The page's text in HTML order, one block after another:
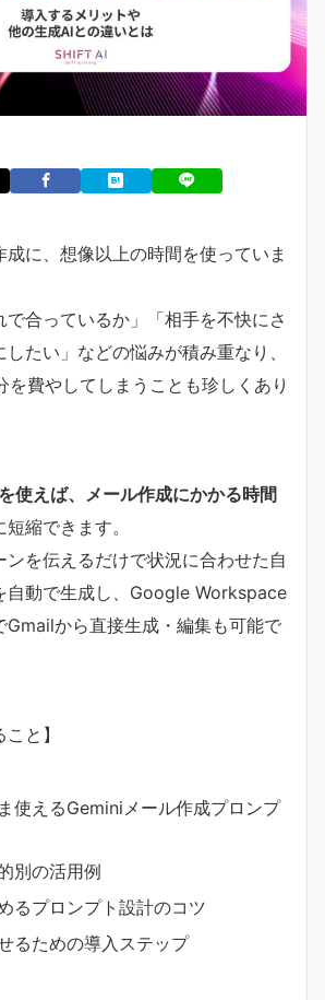
に、想像以上の時間を使っていま
で合っているか」「相手を不快にさ
たい」などの悩みが積み重なり、
を費やしてしまうことも珍しくあり
使えば、メール作成にかかる時間
短縮できます。
ンを伝えるだけで状況に合わせた自
自動で生成し、Google Workspace
Gmailから直接生成・編集も可能で
と】
使えるGeminiメール作成プロンプ
別の活用例
るプロンプト設計のコツ
るための導入ステップ